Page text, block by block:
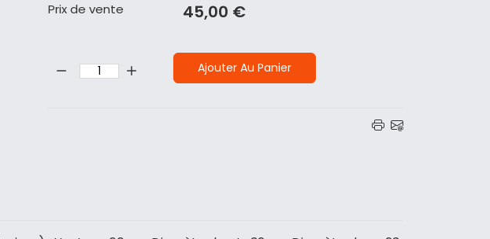
Prix ​​de vente 45,00 €
Quantité: Ajouter Au Panier